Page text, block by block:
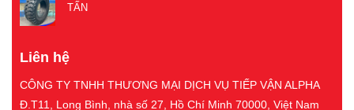
TẤN
Liên hệ
CÔNG TY TNHH THƯƠNG MẠI DỊCH VỤ TIẾP VẬN ALPHA
Đ.T11, Long Bình, nhà số 27, Hồ Chí Minh 70000, Việt Nam